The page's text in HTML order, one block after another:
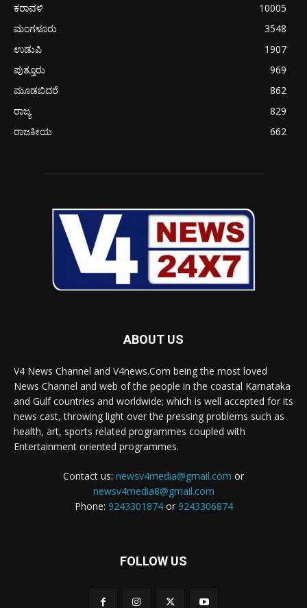
ಕರಾವಳಿ
10005
ಮಂಗಳೂರು
3548
ಉಡುಪಿ
1907
ಪುತ್ತೂರು
969
ಮೂಡಬಿದರೆ
862
ರಾಜ್ಯ
829
ರಾಜಕೀಯ
662
ABOUT US
V4 News Channel and V4news.Com being the most loved
News Channel and web of the people in the coastal Karnataka
and Gulf countries and worldwide; which is well accepted for its
news cast, throwing light over the pressing problems such as
health, art, sports related programmes coupled with
Entertainment oriented programmes.
Contact us: newsv4media@gmail.com or
newsv4media8@gmail.com
Phone: 9243301874or 9243306874
FOLLOW US